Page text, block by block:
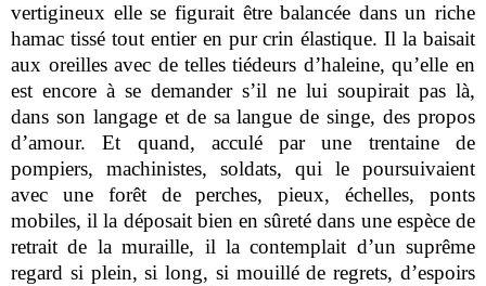
vertigineux elle se figurait être balancée dans un riche
hamac tissé tout entier en pur crin élastique. Il la baisait
aux oreilles avec de telles tiédeurs d’haleine, qu’elle en
est encore à se demander s’il ne lui soupirait pas là,
dans son langage et de sa langue de singe, des propos
d’amour. Et quand, acculé par une trentaine de
pompiers, machinistes, soldats, qui le poursuivaient
avec une forêt de perches, pieux, échelles, ponts
mobiles, il la déposait bien en sûreté dans une espèce de
retrait de la muraille, il la contemplait d’un suprême
regard si plein, si long, si mouillé de regrets, d’espoirs